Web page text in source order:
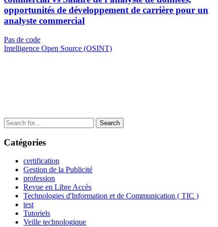
opportunités de développement de carrière pour un
analyste commercial
Navigation
de
Previous
Post
Pas de code
Next
Intelligence Open Source (OSINT)
Search
for:
Catégories
certification
Gestion de la Publicité
profession
Revue en Libre Accès
Technologies d'Information et de Communication ( TIC )
test
Tutoriels
Veille technologique